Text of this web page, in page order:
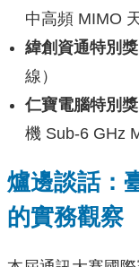
中高頻 MIMO
緯創資通特別獎
線）
仁寶電腦特別獎
機 Sub-6 GHz
爐邊談話：
的實務觀察